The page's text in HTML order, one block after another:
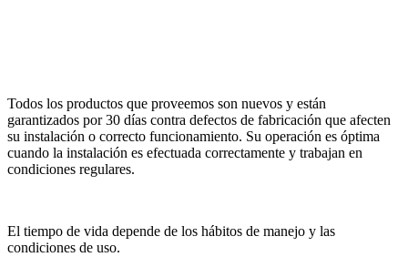
Todos los productos que proveemos son nuevos y están
garantizados por 30 días contra defectos de fabricación que afecten
su instalación o correcto funcionamiento. Su operación es óptima
cuando la instalación es efectuada correctamente y trabajan en
condiciones regulares.
El tiempo de vida depende de los hábitos de manejo y las
condiciones de uso.